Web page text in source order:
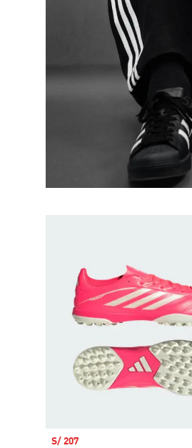
Precio de venta
S/ 207